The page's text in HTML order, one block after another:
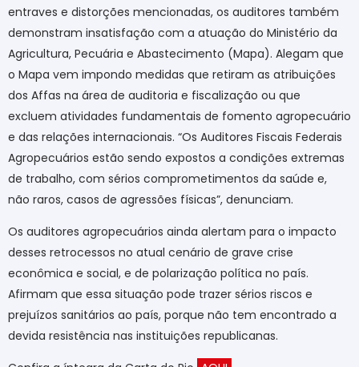
entraves e distorções mencionadas, os auditores também
demonstram insatisfação com a atuação do Ministério da
Agricultura, Pecuária e Abastecimento (Mapa). Alegam que
o Mapa vem impondo medidas que retiram as atribuições
dos Affas na área de auditoria e fiscalização ou que
excluem atividades fundamentais de fomento agropecuário
e das relações internacionais. “Os Auditores Fiscais Federais
Agropecuários estão sendo expostos a condições extremas
de trabalho, com sérios comprometimentos da saúde e,
não raros, casos de agressões físicas”, denunciam.
Os auditores agropecuários ainda alertam para o impacto
desses retrocessos no atual cenário de grave crise
econômica e social, e de polarização política no país.
Afirmam que essa situação pode trazer sérios riscos e
prejuízos sanitários ao país, porque não tem encontrado a
devida resistência nas instituições republicanas.